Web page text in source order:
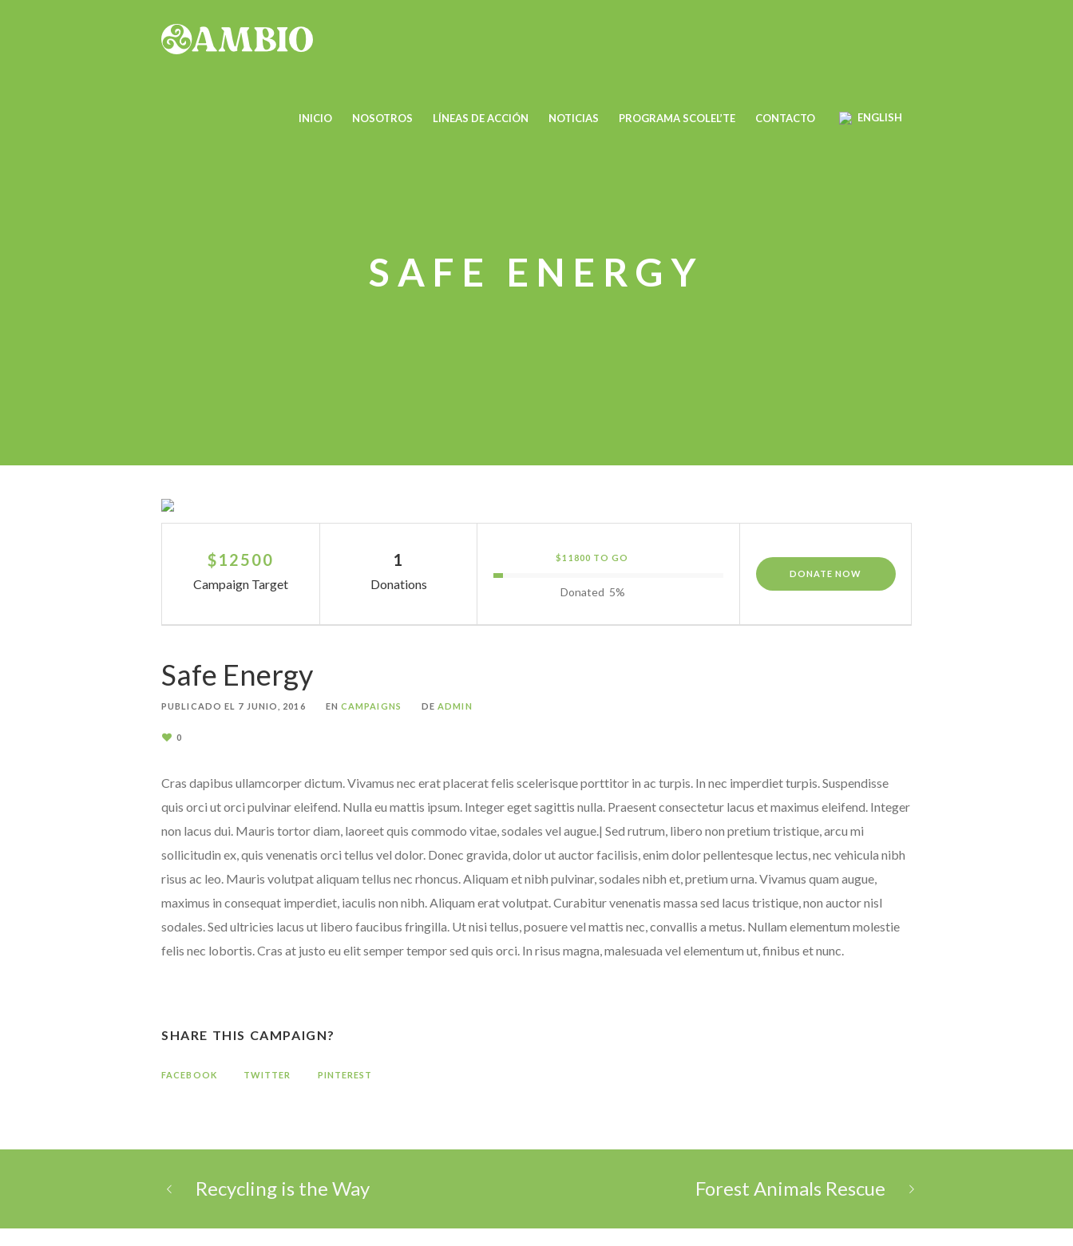
INICIO NOSOTROS LÍNEAS DE ACCIÓN NOTICIAS PROGRAMA SCOLEL’TE CONTACTO ENGLISH
SAFE ENERGY
$12500
Campaign Target
1
Donations
$11800 TO GO
Donated 5%
DONATE NOW
Safe Energy
PUBLICADO EL 7 JUNIO, 2016 EN CAMPAIGNS DEADMIN
0
Cras dapibus ullamcorper dictum. Vivamus nec erat placerat felis scelerisque porttitor in ac turpis. In nec imperdiet turpis. Suspendisse
quis orci ut orci pulvinar eleifend. Nulla eu mattis ipsum. Integer eget sagittis nulla. Praesent consectetur lacus et maximus eleifend. Integer
non lacus dui. Mauris tortor diam, laoreet quis commodo vitae, sodales vel augue.| Sed rutrum, libero non pretium tristique, arcu mi
sollicitudin ex, quis venenatis orci tellus vel dolor. Donec gravida, dolor ut auctor facilisis, enim dolor pellentesque lectus, nec vehicula nibh
risus ac leo. Mauris volutpat aliquam tellus nec rhoncus. Aliquam et nibh pulvinar, sodales nibh et, pretium urna. Vivamus quam augue,
maximus in consequat imperdiet, iaculis non nibh. Aliquam erat volutpat. Curabitur venenatis massa sed lacus tristique, non auctor nisl
sodales. Sed ultricies lacus ut libero faucibus fringilla. Ut nisi tellus, posuere vel mattis nec, convallis a metus. Nullam elementum molestie
felis nec lobortis. Cras at justo eu elit semper tempor sed quis orci. In risus magna, malesuada vel elementum ut, finibus et nunc.
SHARE THIS CAMPAIGN?
FACEBOOK TWITTER PINTEREST
Recycling is the Way Forest Animals Rescue